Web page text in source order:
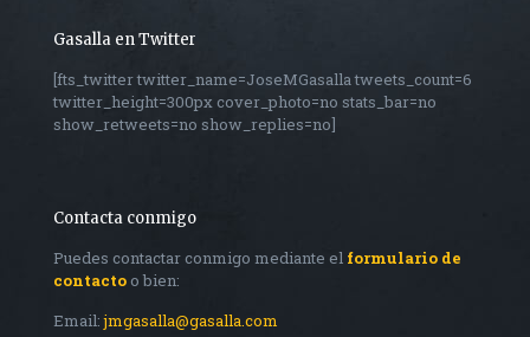
Gasalla en Twitter
[fts_twitter twitter_name=JoseMGasalla tweets_count=6
twitter_height=300px cover_photo=no stats_bar=no
show_retweets=no show_replies=no]
Contacta conmigo
Puedes contactar conmigo mediante el formulario de
contacto o bien:
Email:jmgasalla@gasalla.com